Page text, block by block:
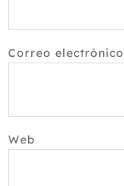
Correo electrónico
Web